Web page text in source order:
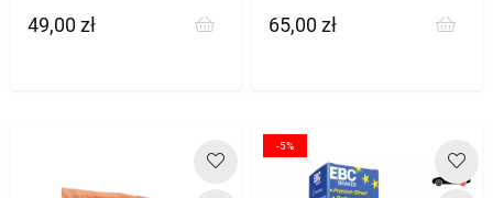
Cena
49,00 zł Cena
65,00 zł
-5%